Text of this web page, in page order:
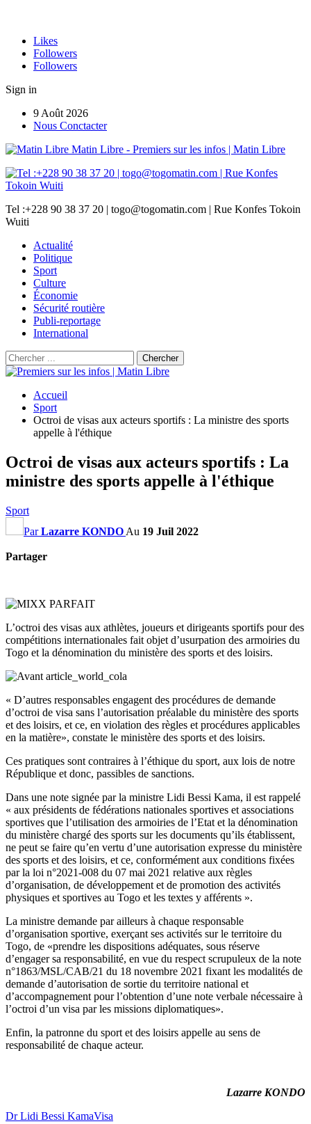
Likes
Followers
Followers
Sign in
9 Août 2026
Nous Conctacter
Matin Libre - Premiers sur les infos | Matin Libre
Tel :+228 90 38 37 20 | togo@togomatin.com | Rue Konfes Tokoin
Wuiti
Actualité
Politique
Sport
Culture
Économie
Sécurité routière
Publi-reportage
International
Accueil
Sport
Octroi de visas aux acteurs sportifs : La ministre des sports
appelle à l'éthique
Octroi de visas aux acteurs sportifs : La
ministre des sports appelle à l'éthique
Sport
ParLazarre KONDO Au 19 Juil 2022
Partager
L’octroi des visas aux athlètes, joueurs et dirigeants sportifs pour des
compétitions internationales fait objet d’usurpation des armoiries du
Togo et la dénomination du ministère des sports et des loisirs.
« D’autres responsables engagent des procédures de demande
d’octroi de visa sans l’autorisation préalable du ministère des sports
et des loisirs, et ce, en violation des règles et procédures applicables
en la matière», constate le ministère des sports et des loisirs.
Ces pratiques sont contraires à l’éthique du sport, aux lois de notre
République et donc, passibles de sanctions.
Dans une note signée par la ministre Lidi Bessi Kama, il est rappelé
« aux présidents de fédérations nationales sportives et associations
sportives que l’utilisation des armoiries de l’Etat et la dénomination
du ministère chargé des sports sur les documents qu’ils établissent,
ne peut se faire qu’en vertu d’une autorisation expresse du ministère
des sports et des loisirs, et ce, conformément aux conditions fixées
par la loi n°2021-008 du 07 mai 2021 relative aux règles
d’organisation, de développement et de promotion des activités
physiques et sportives au Togo et les textes y afférents ».
La ministre demande par ailleurs à chaque responsable
d’organisation sportive, exerçant ses activités sur le territoire du
Togo, de «prendre les dispositions adéquates, sous réserve
d’engager sa responsabilité, en vue du respect scrupuleux de la note
n°1863/MSL/CAB/21 du 18 novembre 2021 fixant les modalités de
demande d’autorisation de sortie du territoire national et
d’accompagnement pour l’obtention d’une note verbale nécessaire à
l’octroi d’un visa par les missions diplomatiques».
Enfin, la patronne du sport et des loisirs appelle au sens de
responsabilité de chaque acteur.
Lazarre KONDO
Dr Lidi Bessi KamaVisa